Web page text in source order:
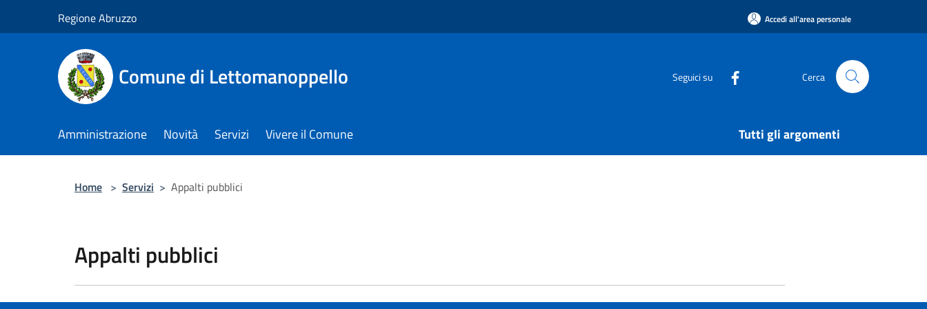
Regione Abruzzo Accedi all'area personale
Comune di Lettomanoppello Seguici su Cerca
Amministrazione Novità Servizi Vivere il Comune Tutti gli argomenti
Home > Servizi > Appalti pubblici
Appalti pubblici